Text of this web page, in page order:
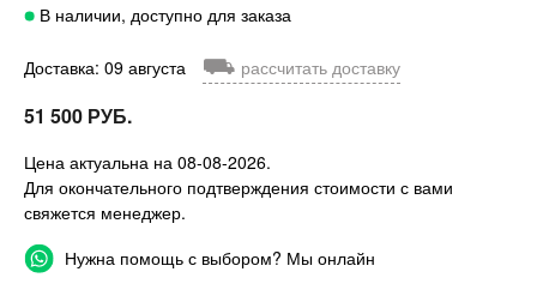
В наличии, доступно для заказа
Доставка: 09 августа ⛟ рассчитать доставку
51 500 РУБ.
Цена актуальна на 08-08-2026.
Для окончательного подтверждения стоимости с вами
свяжется менеджер.
Нужна помощь с выбором? Мы онлайн